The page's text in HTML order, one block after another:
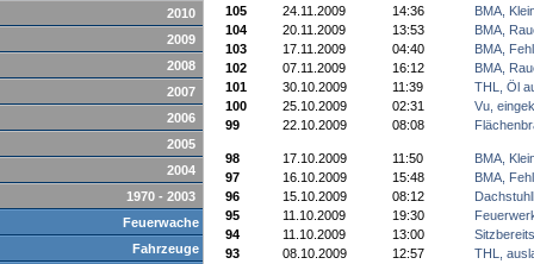
2010
2009
2008
2007
2006
2005
2004
1970 - 2003
Feuerwache
Fahrzeuge
105
24.11.2009 14:36
BMA,
104
20.11.2009 13:53
BMA,
103
17.11.2009 04:40
BMA,
102
07.11.2009 16:12
BMA,
101
30.10.2009 11:39
THL, Öl
100
25.10.2009 02:31
Vu,
99
22.10.2009 08:08
98 17.10.2009 11:50
BMA,
97
16.10.2009 15:48
BMA,
96
15.10.2009 08:12
95
11.10.2009 19:30
94
11.10.2009 13:00
93
08.10.2009 12:57
THL,